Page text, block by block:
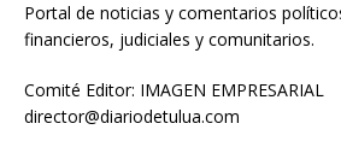
Portal de noticias y comentarios
financieros, judiciales y comunitarios.
Comité Editor: IMAGEN EMPRESARIAL
director@diariodetulua.com